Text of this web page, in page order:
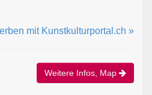
mit Kunstkulturportal.ch »
Weitere Infos, Map